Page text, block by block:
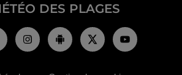
DES PLAGES